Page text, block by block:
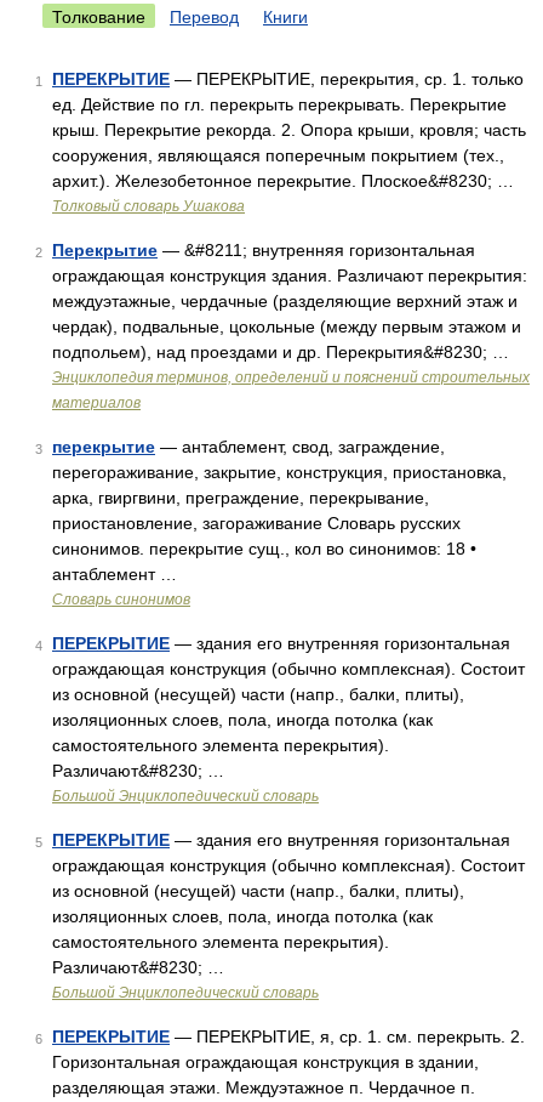
Толкование Перевод Книги
1 ПЕРЕКРЫТИЕ — ПЕРЕКРЫТИЕ, перекрытия, ср. 1. только
ед. Действие по гл. перекрыть перекрывать. Перекрытие
крыш. Перекрытие рекорда. 2. Опора крыши, кровля; часть
сооружения, являющаяся поперечным покрытием (тех.,
архит.). Железобетонное перекрытие. Плоское&#8230; …
Толковый словарь Ушакова
2 Перекрытие — &#8211; внутренняя горизонтальная
ограждающая конструкция здания. Различают перекрытия:
междуэтажные, чердачные (разделяющие верхний этаж и
чердак), подвальные, цокольные (между первым этажом и
подпольем), над проездами и др. Перекрытия&#8230; …
Энциклопедия терминов, определений и пояснений строительных
материалов
3 перекрытие — антаблемент, свод, заграждение,
перегораживание, закрытие, конструкция, приостановка,
арка, гвиргвини, преграждение, перекрывание,
приостановление, загораживание Словарь русских
синонимов. перекрытие сущ., кол во синонимов: 18 •
антаблемент …
Словарь синонимов
4 ПЕРЕКРЫТИЕ — здания его внутренняя горизонтальная
ограждающая конструкция (обычно комплексная). Состоит
из основной (несущей) части (напр., балки, плиты),
изоляционных слоев, пола, иногда потолка (как
самостоятельного элемента перекрытия).
Различают&#8230; …
Большой Энциклопедический словарь
5 ПЕРЕКРЫТИЕ — здания его внутренняя горизонтальная
ограждающая конструкция (обычно комплексная). Состоит
из основной (несущей) части (напр., балки, плиты),
изоляционных слоев, пола, иногда потолка (как
самостоятельного элемента перекрытия).
Различают&#8230; …
Большой Энциклопедический словарь
6 ПЕРЕКРЫТИЕ — ПЕРЕКРЫТИЕ, я, ср. 1. см. перекрыть. 2.
Горизонтальная ограждающая конструкция в здании,
разделяющая этажи. Междуэтажное п. Чердачное п.